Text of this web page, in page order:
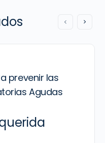
prevenir las
Agudas